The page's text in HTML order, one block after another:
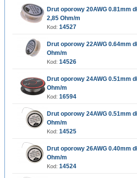
Drut oporowy 20AWG 0.81mm
2,85 Ohm/m
Kod: 14527
Drut oporowy 22AWG 0.64mm
Ohm/m
Kod: 14526
Drut oporowy 24AWG 0.51mm
Ohm/m
Kod: 16594
Drut oporowy 24AWG 0.51mm
Ohm/m
Kod: 14525
Drut oporowy 26AWG 0.40mm
Ohm/m
Kod: 14524